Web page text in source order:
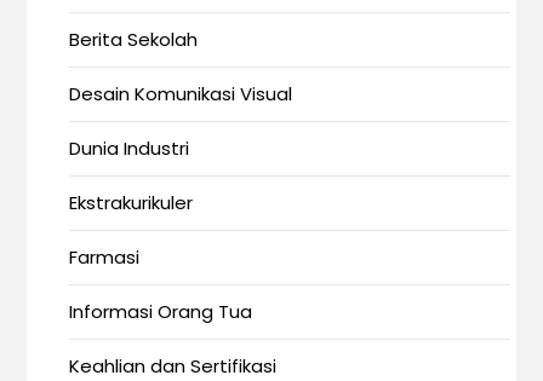
Berita Sekolah
Desain Komunikasi Visual
Dunia Industri
Ekstrakurikuler
Farmasi
Informasi Orang Tua
Keahlian dan Sertifikasi